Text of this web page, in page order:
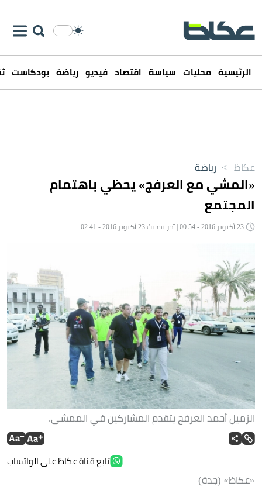
الرئيسية محليات سياسة اقتصاد فيديو رياضة بودكاست
عكاظ > رياضة
«المشي مع العرفج» يحظي باهتمام
المجتمع
الزميل أحمد العرفج يتقدم المشاركين في الممشى.
تابع قناة عكاظ على الواتساب
«عكاظ» (جدة)